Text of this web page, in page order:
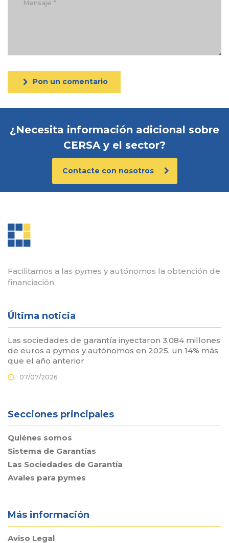
Pon un comentario
¿Necesita información adicional sobre
CERSA y el sector?
Contacte con nosotros
Facilitamos a las pymes y autónomos la obtención de
financiación.
Última noticia
Las sociedades de garantía inyectaron 3.084 millones
de euros a pymes y autónomos en 2025, un 14% más
que el año anterior
07/07/2026
Secciones principales
Quiénes somos
Sistema de Garantías
Las Sociedades de Garantía
Avales para pymes
Más información
Aviso Legal